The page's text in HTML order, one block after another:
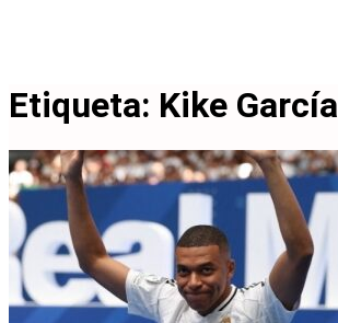
Etiqueta: Kike García